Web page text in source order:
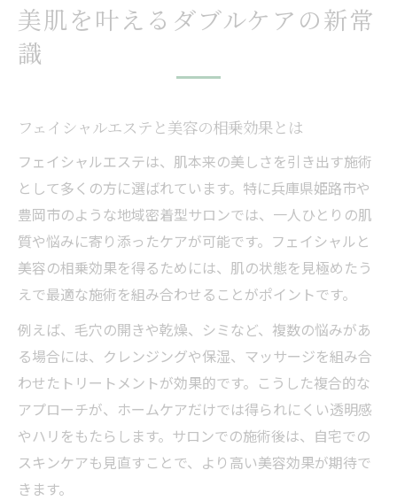
日常に取り入れたいフェイシャルエステ術
肌悩み別に選ぶフェイシャルエステの工夫
自宅ケアとサロン施術の効果的な取り入れ
姫路や豊岡で評判のフェイシャルエステ術
ダブルケアで実感する透明感アップ法
透明感を引き出すフェイシャルエステの秘
訣
ダブルケアが毛穴やくすみに与える効果
豊岡の美容サロンでの透明感アップ体験
フェイシャルエステの技術力と施術内容解
説
口コミを活かす透明感アップのポイント
悩み別おすすめフェイシャル体験記
美肌を叶えるダブルケアの新常
識
フェイシャルエステと美容の相乗効果とは
フェイシャルエステは、肌本来の美しさを引き出す施術
として多くの方に選ばれています。特に兵庫県姫路市や
豊岡市のような地域密着型サロンでは、一人ひとりの肌
質や悩みに寄り添ったケアが可能です。フェイシャルと
美容の相乗効果を得るためには、肌の状態を見極めたう
えで最適な施術を組み合わせることがポイントです。
例えば、毛穴の開きや乾燥、シミなど、複数の悩みがあ
る場合には、クレンジングや保湿、マッサージを組み合
わせたトリートメントが効果的です。こうした複合的な
アプローチが、ホームケアだけでは得られにくい透明感
やハリをもたらします。サロンでの施術後は、自宅での
スキンケアも見直すことで、より高い美容効果が期待で
きます。